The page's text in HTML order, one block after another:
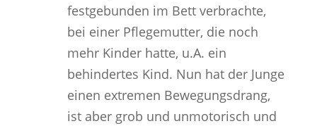
festgebunden im Bett verbrachte,
bei einer Pflegemutter, die noch
mehr Kinder hatte, u.A. ein
behindertes Kind. Nun hat der Junge
einen extremen Bewegungsdrang,
ist aber grob und unmotorisch und